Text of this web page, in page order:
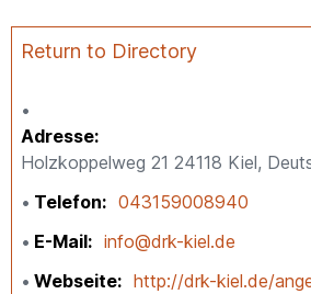
Return to Directory
Adresse
Holzkoppelweg 21 24118 Kiel,
Telefon
043159008940
E-Mail
info@drk-kiel.de
Webseite
http://drk-kiel.de/